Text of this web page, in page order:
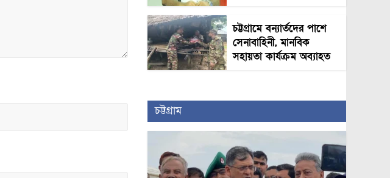
চট্টগ্রামে বন্যার্তদের পাশে
সেনাবাহিনী, মানবিক
সহায়তা কার্যক্রম অব্যাহত
চট্টগ্রাম